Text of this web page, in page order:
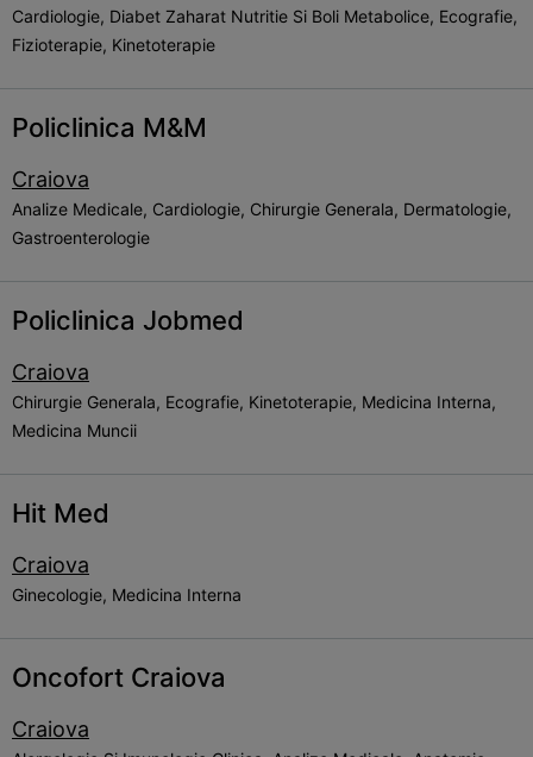
Cardiologie, Diabet Zaharat Nutritie Si Boli Metabolice, Ecografie,
Fizioterapie, Kinetoterapie
Policlinica M&M
Craiova
Analize Medicale, Cardiologie, Chirurgie Generala, Dermatologie,
Gastroenterologie
Policlinica Jobmed
Craiova
Chirurgie Generala, Ecografie, Kinetoterapie, Medicina Interna,
Medicina Muncii
Hit Med
Craiova
Ginecologie, Medicina Interna
Oncofort Craiova
Craiova